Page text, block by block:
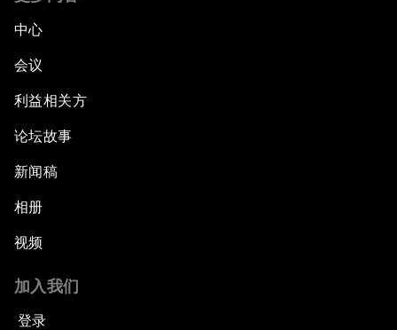
中心
会议
利益相关方
论坛故事
新闻稿
相册
视频
加入我们
登录